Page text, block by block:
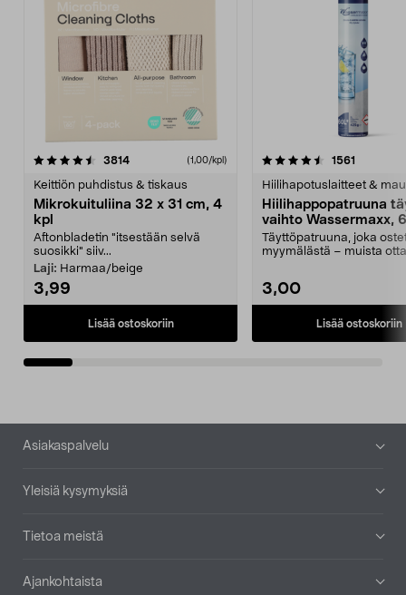
3814arvostelut (1,00/kpl)
Keittiön puhdistus & tiskaus
Mikrokuituliina 32 x 31 cm, 4
kpl
Aftonbladetin "itsestään selvä
suosikki" siiv...
Laji: Harmaa/beige
3,99
Lisää ostoskoriin
4.5viidestä
1561
Hiilihapotuslaitteet &
Hiilihappopatruuna
vaihto Wassermaxx,
Täyttöpatruuna, joka
myymälästä – muista
3,00
Lisää ostoskoriin
4.5viidestä
Alatunniste
Asiakaspalvelu
Yleisiä kysymyksiä
Tietoa meistä
Ajankohtaista